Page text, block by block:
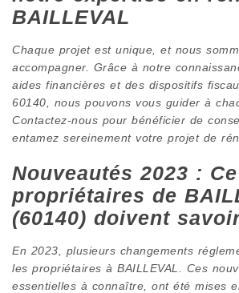
BAILLEVAL
Chaque projet est unique, et nous
accompagner. Grâce à notre
aides financières et des dispositifs
60140, nous pouvons vous guider à
Contactez-nous pour bénéficier de
entamez sereinement votre projet de
Nouveautés 2023 :
propriétaires de
(60140) doivent
En 2023, plusieurs changements
les propriétaires à BAILLEVAL. Ces
essentielles à connaître, ont été mises